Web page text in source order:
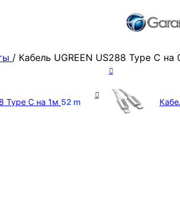
/ Кабель UGREEN US288 Type C на
Type C на 1м 52 m